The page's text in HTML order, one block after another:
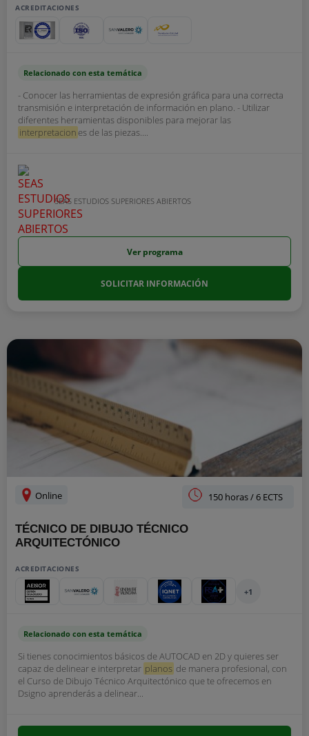
ACREDITACIONES
Relacionado con esta temática
- Conocer las herramientas de expresión gráfica para una correcta
transmisión e interpretación de información en plano. - Utilizar
diferentes herramientas disponibles para mejorar las
interpretacion es de las piezas....
SEAS ESTUDIOS SUPERIORES ABIERTOS
Ver programa
SOLICITAR INFORMACIÓN
Online 150 horas / 6 ECTS
TÉCNICO DE DIBUJO TÉCNICO
ARQUITECTÓNICO
ACREDITACIONES
+1
Relacionado con esta temática
Si tienes conocimientos básicos de AUTOCAD en 2D y quieres ser
capaz de delinear e interpretar planos de manera profesional, con
el Curso de Dibujo Técnico Arquitectónico que te ofrecemos en
Dsigno aprenderás a delinear...